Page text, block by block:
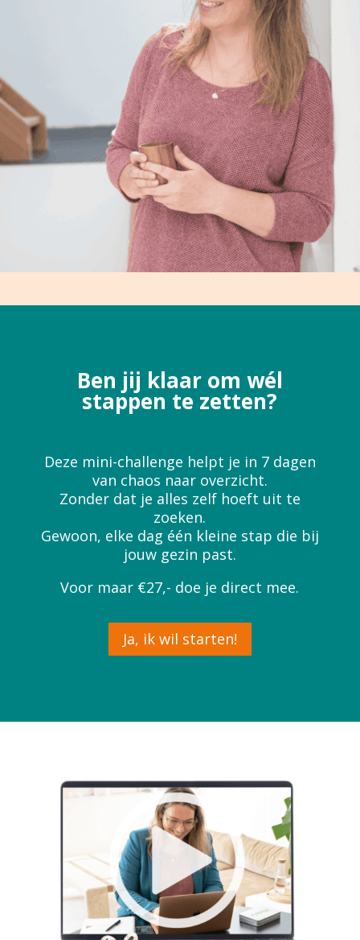
Ben jij klaar om wél
stappen te zetten?
Deze mini-challenge helpt je in 7 dagen
van chaos naar overzicht.
Zonder dat je alles zelf hoeft uit te
zoeken.
Gewoon, elke dag één kleine stap die bij
jouw gezin past.
Voor maar €27,- doe je direct mee.
Ja, ik wil starten!